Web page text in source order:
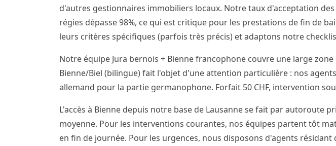
d'autres gestionnaires immobiliers locaux. Notre taux d'acceptation
régies dépasse 98%, ce qui est critique pour les prestations de fin de
leurs critères spécifiques (parfois très précis) et adaptons notre
Notre équipe Jura bernois + Bienne francophone couvre une large
Bienne/Biel (bilingue) fait l'objet d'une attention particulière : nos
allemand pour la partie germanophone. Forfait 50 CHF, intervention
L'accès à Bienne depuis notre base de Lausanne se fait par autoroute
moyenne. Pour les interventions courantes, nos équipes partent tôt
en fin de journée. Pour les urgences, nous disposons d'agents résidant